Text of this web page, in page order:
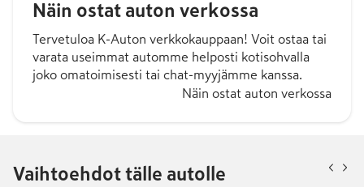
Näin ostat auton verkossa
Tervetuloa K-Auton verkkokauppaan! Voit ostaa tai
varata useimmat automme helposti kotisohvalla
joko omatoimisesti tai chat-myyjämme kanssa.
Näin ostat auton verkossa
Vaihtoehdot tälle autolle